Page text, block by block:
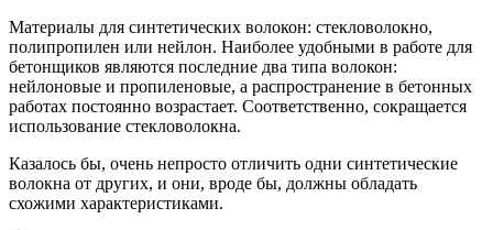
Материалы для синтетических волокон: стекловолокно,
полипропилен или нейлон. Наиболее удобными в работе для
бетонщиков являются последние два типа волокон:
нейлоновые и пропиленовые, а распространение в бетонных
работах постоянно возрастает. Соответственно, сокращается
использование стекловолокна.
Казалось бы, очень непросто отличить одни синтетические
волокна от других, и они, вроде бы, должны обладать
схожими характеристиками.